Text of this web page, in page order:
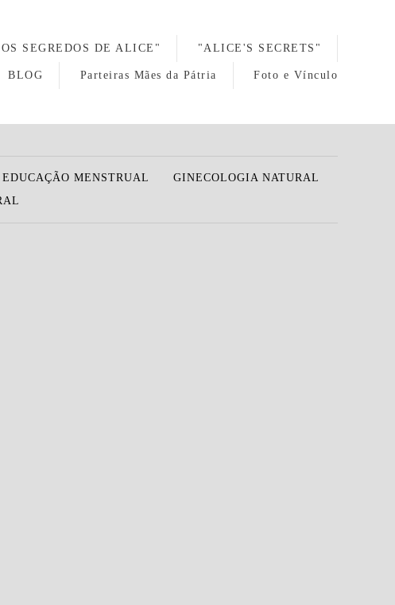
SEGREDOS DE ALICE" "ALICE'S SECRETS"
BLOG Parteiras Mães da Pátria Foto e Vínculo
EDUCAÇÃO MENSTRUAL
GINECOLOGIA NATURAL